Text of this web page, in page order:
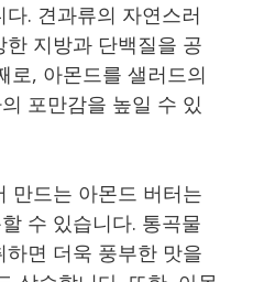
. 견과류의 자연스러
지방과 단백질을 공
로, 아몬드를 샐러드의
포만감을 높일 수 있
만드는 아몬드 버터는
수 있습니다. 통곡물
면 더욱 풍부한 맛을